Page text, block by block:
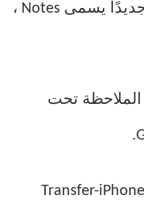
Gmail ، يجب أن تشاهد تصنيفًا جديدًا يسمى Notes ،
الملاحظة تحت